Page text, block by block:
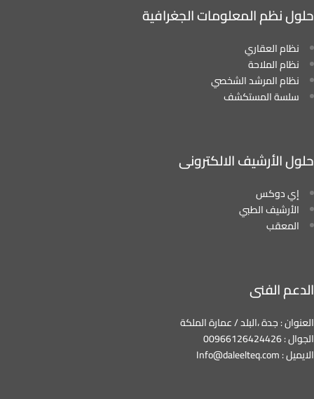
حلول نظم المعلومات الجغرافية
نظام العقاري
نظام الملاحة
نظام المرشد الشخصي
سلسة المستكشف
حلول الأرشيف الالكترونى
إي دوكس
الأرشيف الطبي
المعقب
الدعم الفنى
العنوان : جدة ،البلد / عمارة الملكة
الجوال : 00966126424426
الايميل : Info@daleelteq.com